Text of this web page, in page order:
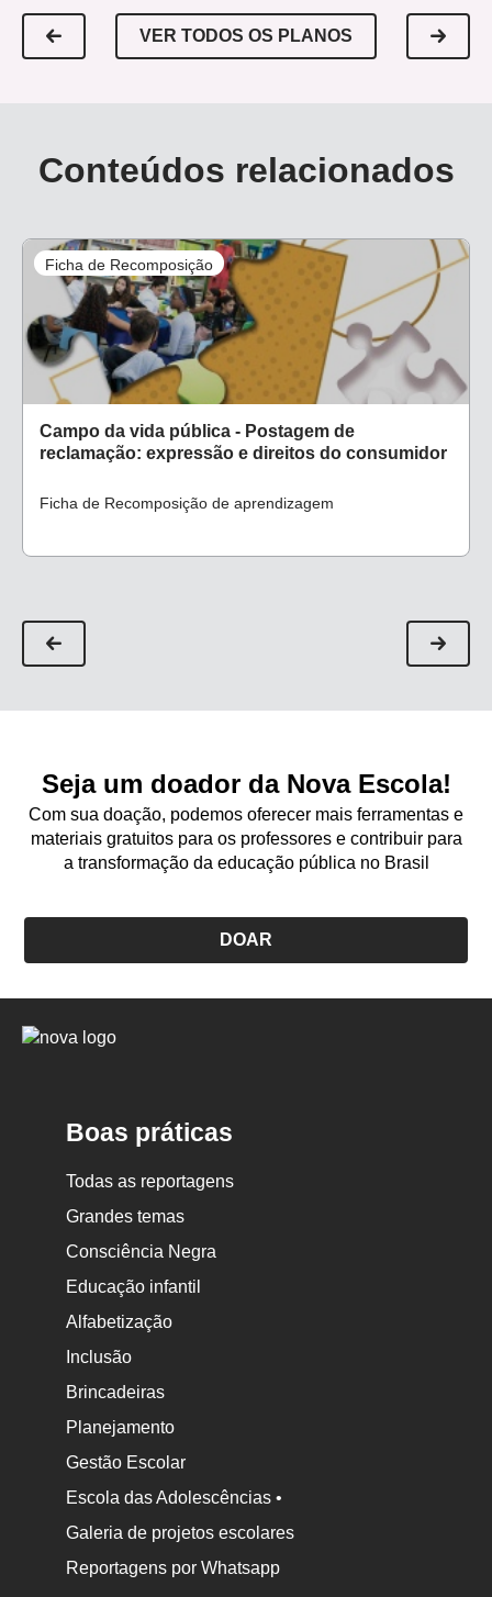
VER TODOS OS PLANOS
Conteúdos relacionados
Ficha de Recomposição
Campo da vida pública - Postagem de
reclamação: expressão e direitos do consumidor
Ficha de Recomposição de aprendizagem
Seja um doador da Nova Escola!
Com sua doação, podemos oferecer mais ferramentas e
materiais gratuitos para os professores e contribuir para
a transformação da educação pública no Brasil
DOAR
Logo
Boas práticas
Todas as reportagens
Grandes temas
Consciência Negra
Educação infantil
Alfabetização
Inclusão
Brincadeiras
Planejamento
Gestão Escolar
Escola das Adolescências •
Galeria de projetos escolares
Reportagens por Whatsapp